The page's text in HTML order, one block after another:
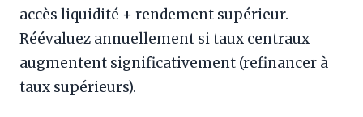
accès liquidité + rendement supérieur.
Réévaluez annuellement si taux centraux
augmentent significativement (refinancer à
taux supérieurs).